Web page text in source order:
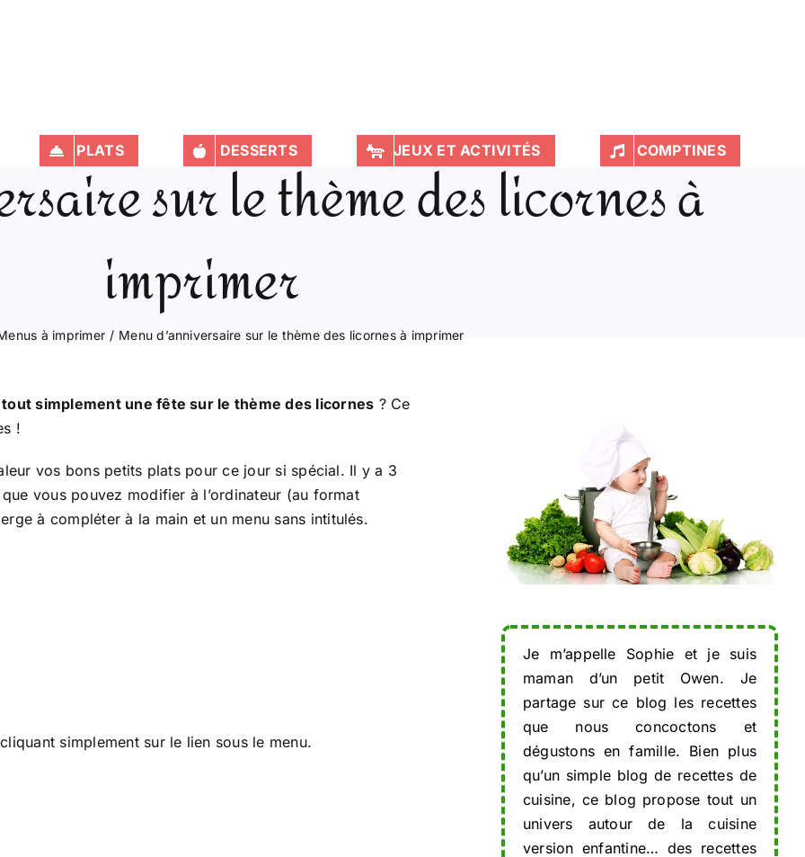
PLATS DESSERTS JEUX ET ACTIVITÉS COMPTINES
sur le thème des licornes à
imprimer
à imprimer Menu d’anniversaire sur le thème des licornes à imprimer
tout simplement une fête sur le thème des licornes ? Ce
!
vos bons petits plats pour ce jour si spécial. Il y a 3
vous pouvez modifier à l’ordinateur (au format
à compléter à la main et un menu sans intitulés.
simplement sur le lien sous le menu.
Je m’appelle Sophie et je suis
maman d’un petit Owen. Je
partage sur ce blog les recettes
que nous concoctons et
dégustons en famille. Bien plus
qu’un simple blog de recettes de
cuisine, ce blog propose tout un
univers autour de la cuisine
version enfantine… des recettes